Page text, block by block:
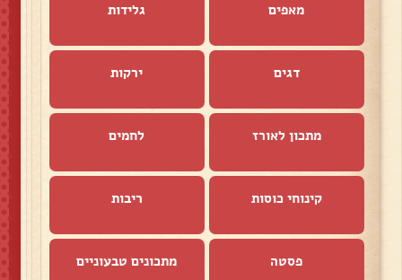
מאפים גלידות
דגים ירקות
מתכון לאורז לחמים
קינוחי כוסות ריבות
פסטה מתכונים טבעוניים